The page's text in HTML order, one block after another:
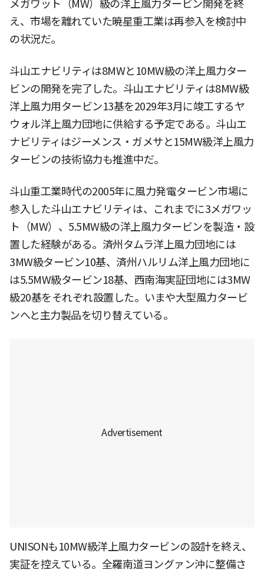
メガワット（MW）級の洋上風力タービン開発を終
え、市場を離れていた暁星重工業は再参入を検討中
の状況だ。
斗山エナビリティは8MWと10MW級の洋上風力ター
ビンの開発を完了した。斗山エナビリティは8MW級
洋上風力用タービン13基を2029年3月に竣工するヤ
ウォル洋上風力団地に供給する予定である。斗山エ
ナビリティはジーメンス・ガメサと15MW級洋上風力
タービンの技術協力も推進中だ。
斗山重工業時代の2005年に風力発電タービン市場に
参入した斗山エナビリティは、これまでに3メガワッ
ト（MW）、5.5MW級の洋上風力タービンを製造・設
置した経験がある。済州タムラ洋上風力団地には
3MW級タービン10基、済州ハルリム洋上風力団地に
は5.5MW級タービン18基、西南海実証団地には3MW
級20基をそれぞれ設置した。いまや大型風力タービ
ンへと主力製品を切り替えている。
UNISONも10MW級洋上風力タービンの設計を終え、
実証を控えている。全羅南道ヨングァン沖に整備さ